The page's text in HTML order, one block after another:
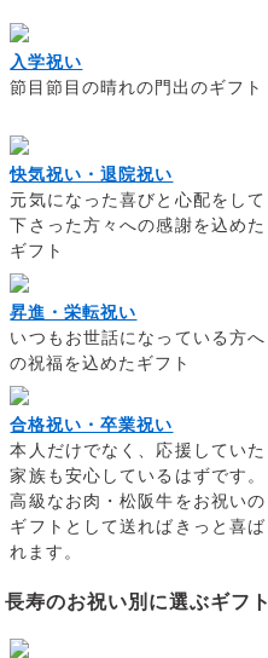
入学祝い
節目節目の晴れの門出のギフト
快気祝い・退院祝い
元気になった喜びと心配をして
下さった方々への感謝を込めた
ギフト
昇進・栄転祝い
いつもお世話になっている方へ
の祝福を込めたギフト
合格祝い・卒業祝い
本人だけでなく、応援していた
家族も安心しているはずです。
高級なお肉・松阪牛をお祝いの
ギフトとして送ればきっと喜ば
れます。
長寿のお祝い別に選ぶギフト